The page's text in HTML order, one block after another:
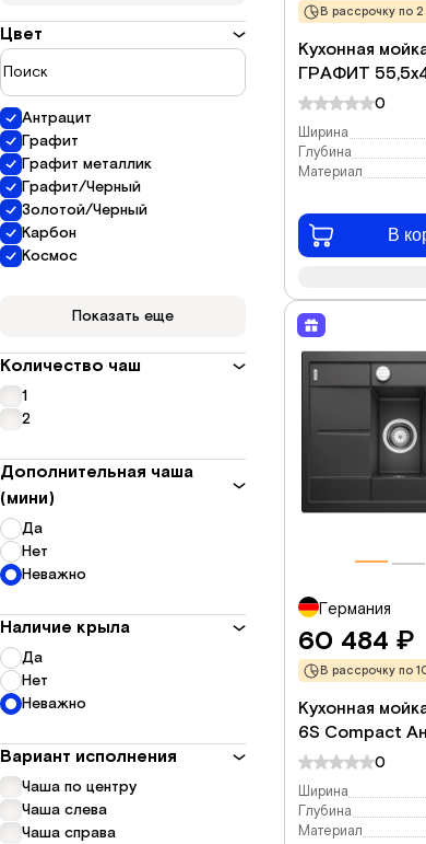
Цвет
Антрацит
Графит
Графит металлик
Графит/Черный
Золотой/Черный
Карбон
Космос
Показать еще
Количество чаш
1
2
Дополнительная чаша
(мини)
Да
Нет
Неважно
Наличие крыла
Да
Нет
Неважно
Вариант исполнения
Чаша по центру
Чаша слева
Чаша справа
В рассрочку по
Кухонная
ГРАФИТ
0
Ширина
Глубина
Материал
В
Германия
60 484 ₽
В рассрочку по
Кухонная
6S Compact
0
Ширина
Глубина
Материал